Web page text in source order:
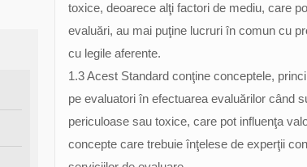
toxice, deoarece alţi factori de mediu, care
evaluări, au mai puţine lucruri în comun cu
cu legile aferente.
1.3 Acest Standard conţine conceptele,
pe evaluatori în efectuarea evaluărilor când
periculoase sau toxice, care pot influenţa
concepte care trebuie înţelese de experţii